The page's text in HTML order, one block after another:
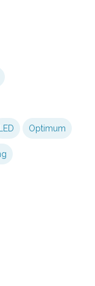
LED Optimum